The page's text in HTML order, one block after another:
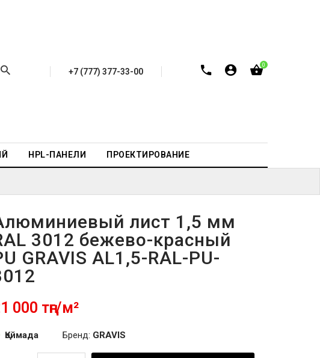
+7 (777) 377-33-00
0
HPL-ПАНЕЛИ ПРОЕКТИРОВАНИЕ
лист 1,5 мм
3012 бежево-красный
GRAVIS AL1,5-RAL-PU-
000 тңг/м²
Қоймада Бренд: GRAVIS